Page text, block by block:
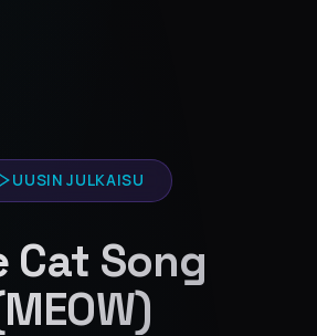
UUSIN JULKAISU
Cat Song